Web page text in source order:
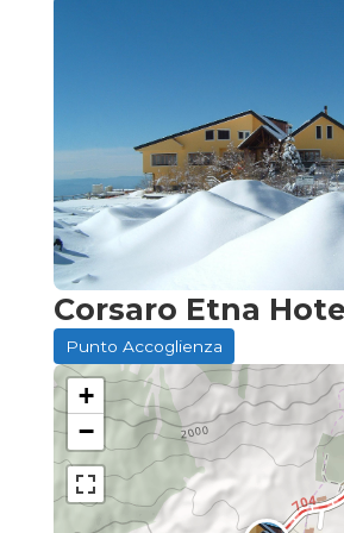
Corsaro Etna
Punto Accoglienza
+
−